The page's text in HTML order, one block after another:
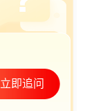
立即追问